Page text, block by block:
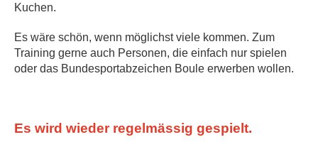
Kuchen.
Es wäre schön, wenn möglichst viele kommen. Zum
Training gerne auch Personen, die einfach nur spielen
oder das Bundesportabzeichen Boule erwerben wollen.
Es wird wieder regelmässig gespielt.